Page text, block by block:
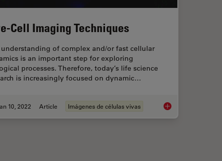
with AI-Enhanced Cell Counting
Cell Imaging Techniques
of complex and/or fast cellular
is an important step for exploring
processes. Therefore, today’s life science
is increasingly focused on dynamic…
10, 2022 Article Imágenes de células vivas Live-Cell Imaging